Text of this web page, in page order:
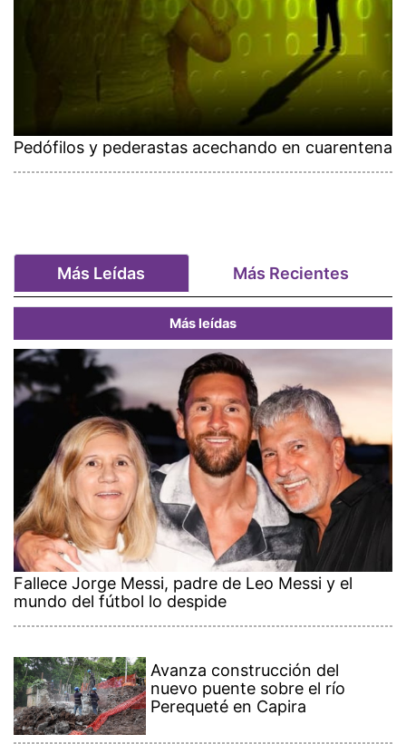
Pedófilos y pederastas acechando en cuarentena
Más Leídas Más Recientes
Más leídas
Fallece Jorge Messi, padre de Leo Messi y el
mundo del fútbol lo despide
Avanza construcción del
nuevo puente sobre el río
Perequeté en Capira